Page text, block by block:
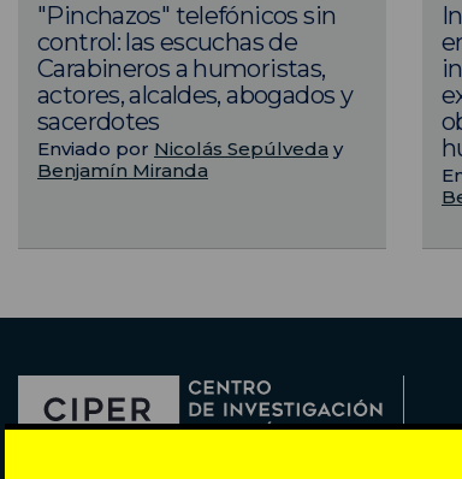
"Pinchazos" telefónicos sin
control: las escuchas de
Carabineros a humoristas,
actores, alcaldes, abogados y
sacerdotes
Enviado por Nicolás Sepúlveda y
Benjamín Miranda